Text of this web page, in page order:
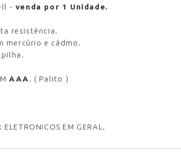
- venda por 1 Unidade.
resistência.
mercúrio e cádmo.
AAA. ( Palito )
ELETRONICOS EM GERAL.